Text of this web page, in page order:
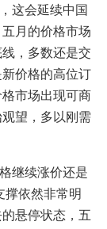
这会延续中国
月的价格市场
，多数还是交
价格的高位订
市场出现可商
望，多以刚需
继续涨价还是
撑依然非常明
悬停状态，五